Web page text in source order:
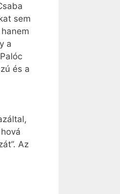
sem
a
és a
Az